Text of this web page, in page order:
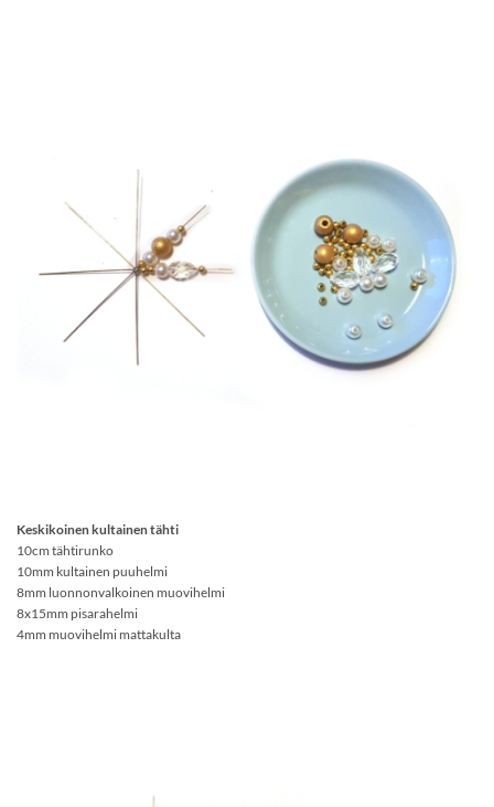
Keskikoinen kultainen tähti
10cm tähtirunko
10mm kultainen puuhelmi
8mm luonnonvalkoinen muovihelmi
8x15mm pisarahelmi
4mm muovihelmi mattakulta